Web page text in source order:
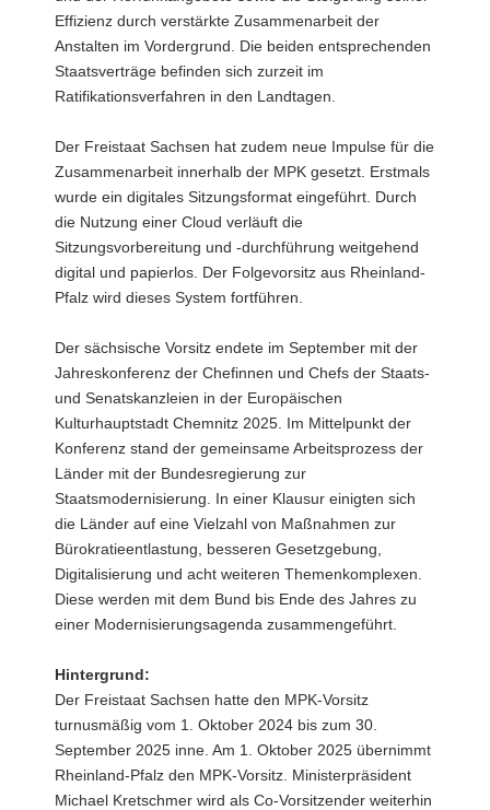
Effizienz durch verstärkte Zusammenarbeit der
Anstalten im Vordergrund. Die beiden entsprechenden
Staatsverträge befinden sich zurzeit im
Ratifikationsverfahren in den Landtagen.
Der Freistaat Sachsen hat zudem neue Impulse für die
Zusammenarbeit innerhalb der MPK gesetzt. Erstmals
wurde ein digitales Sitzungsformat eingeführt. Durch
die Nutzung einer Cloud verläuft die
Sitzungsvorbereitung und -durchführung weitgehend
digital und papierlos. Der Folgevorsitz aus Rheinland-
Pfalz wird dieses System fortführen.
Der sächsische Vorsitz endete im September mit der
Jahreskonferenz der Chefinnen und Chefs der Staats-
und Senatskanzleien in der Europäischen
Kulturhauptstadt Chemnitz 2025. Im Mittelpunkt der
Konferenz stand der gemeinsame Arbeitsprozess der
Länder mit der Bundesregierung zur
Staatsmodernisierung. In einer Klausur einigten sich
die Länder auf eine Vielzahl von Maßnahmen zur
Bürokratieentlastung, besseren Gesetzgebung,
Digitalisierung und acht weiteren Themenkomplexen.
Diese werden mit dem Bund bis Ende des Jahres zu
einer Modernisierungsagenda zusammengeführt.
Hintergrund:
Der Freistaat Sachsen hatte den MPK-Vorsitz
turnusmäßig vom 1. Oktober 2024 bis zum 30.
September 2025 inne. Am 1. Oktober 2025 übernimmt
Rheinland-Pfalz den MPK-Vorsitz. Ministerpräsident
Michael Kretschmer wird als Co-Vorsitzender weiterhin